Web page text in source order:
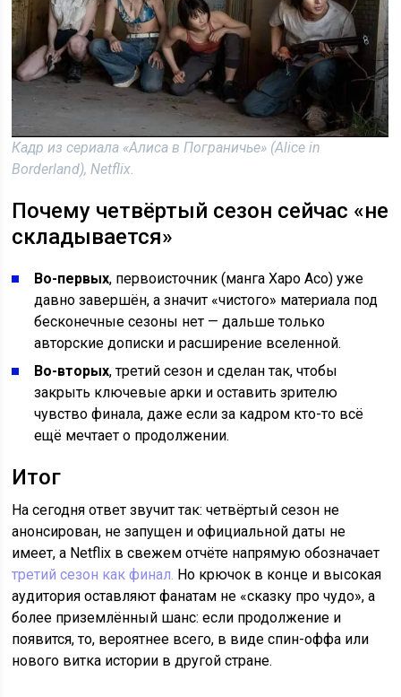
Кадр из сериала «Алиса в Пограничье» (Alice in
Borderland), Netflix.
Почему четвёртый сезон сейчас «не
складывается»
Во-первых, первоисточник (манга Харо Асо) уже
давно завершён, а значит «чистого» материала под
бесконечные сезоны нет — дальше только
авторские дописки и расширение вселенной.
Во-вторых, третий сезон и сделан так, чтобы
закрыть ключевые арки и оставить зрителю
чувство финала, даже если за кадром кто-то всё
ещё мечтает о продолжении.
Итог
На сегодня ответ звучит так: четвёртый сезон не
анонсирован, не запущен и официальной даты не
имеет, а Netflix в свежем отчёте напрямую обозначает
третий сезон как финал. Но крючок в конце и высокая
аудитория оставляют фанатам не «сказку про чудо», а
более приземлённый шанс: если продолжение и
появится, то, вероятнее всего, в виде спин-оффа или
нового витка истории в другой стране.